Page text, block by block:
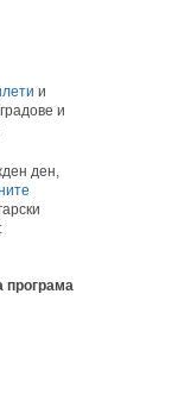
и
и
ден,
програма